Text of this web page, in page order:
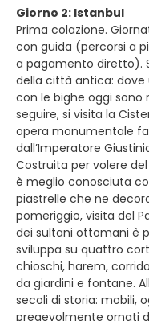
Giorno 2: Istanbul
Prima colazione.
con guida (percorsi a
a pagamento diretto).
della città antica: dove
con le bighe oggi sono
seguire, si visita la
opera monumentale
dall’Imperatore
Costruita per volere del
è meglio conosciuta
piastrelle che ne
pomeriggio, visita del
dei sultani ottomani è
sviluppa su quattro
chioschi, harem,
da giardini e fontane.
secoli di storia: mobili,
pregevolmente ornati